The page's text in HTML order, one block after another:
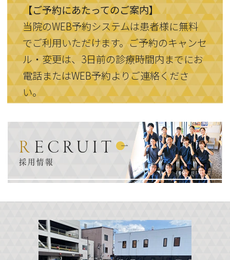
【ご予約にあたってのご案内】
当院のWEB予約システムは患者様に無料
でご利用いただけます。ご予約のキャンセ
ル・変更は、3日前の診療時間内までにお
電話またはWEB予約よりご連絡くださ
い。
RECRUIT
採用情報